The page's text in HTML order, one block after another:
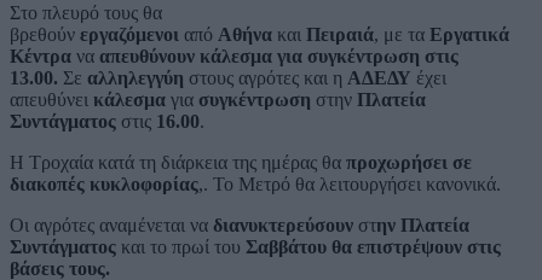
Στο πλευρό τους θα
βρεθούν εργαζόμενοι από Αθήνα και Πειραιά, με τα Εργατικά
Κέντρα να απευθύνουν κάλεσμα για συγκέντρωση στις
13.00. Σε αλληλεγγύη στους αγρότες και η ΑΔΕΔΥ έχει
απευθύνει κάλεσμα για συγκέντρωση στην Πλατεία
Συντάγματος στις 16.00.
Η Τροχαία κατά τη διάρκεια της ημέρας θα προχωρήσει σε
διακοπές κυκλοφορίας,. Το Μετρό θα λειτουργήσει κανονικά.
Οι αγρότες αναμένεται να διανυκτερεύσουν στην Πλατεία
Συντάγματος και το πρωί του Σαββάτου θα επιστρέψουν στις
βάσεις τους.